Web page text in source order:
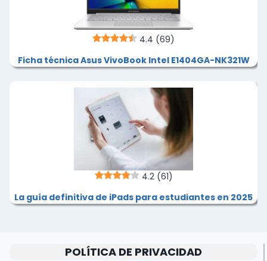
4.4 (69)
Ficha técnica Asus VivoBook Intel E1404GA-NK321W
4.2 (61)
La guía definitiva de iPads para estudiantes en 2025
POLÍTICA DE PRIVACIDAD